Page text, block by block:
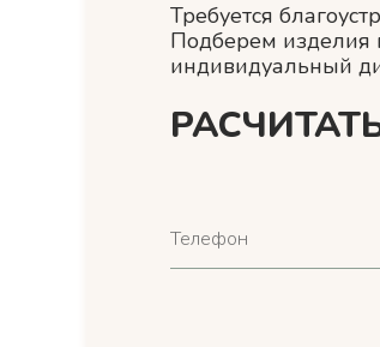
Требуется
Подберем изделия
индивидуальный